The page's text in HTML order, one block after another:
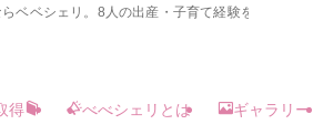
ベベシェリ。8人の出産・子育て経験を持つ
得 べべシェリとは ギャラリー